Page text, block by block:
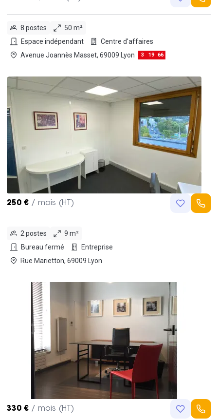
8 postes
50 m²
Espace indépendant
Centre d'affaires
Avenue Joannès Masset, 69009 Lyon
3 19 66
250 € / mois (HT)
2 postes
9 m²
Bureau fermé
Entreprise
Rue Marietton, 69009 Lyon
330 € / mois (HT)